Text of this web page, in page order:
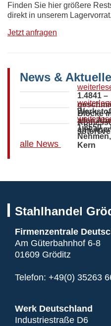
Finden Sie hier größere
direkt in unserem Lagervorrat.
Jetzt anfragen
News &
1.4841 –
Blöcke
sofort
allen
ab
1.8550 –
Kern
alle News
Stahlhandel
Firmenzentrale
Am Güterbahnhof 6-8
01609 Gröditz
Telefon: +49(0) 35263
Werk Deutschland
Industriestraße D6